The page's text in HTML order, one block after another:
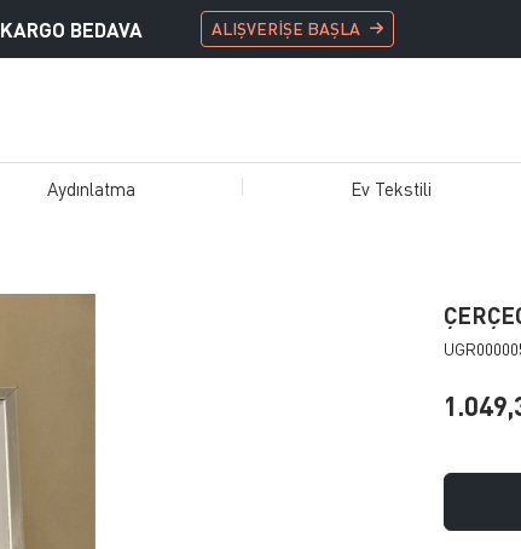
KARGO BEDAVA ALIŞVERİŞE BAŞLA
Aydınlatma Ev Tekstili